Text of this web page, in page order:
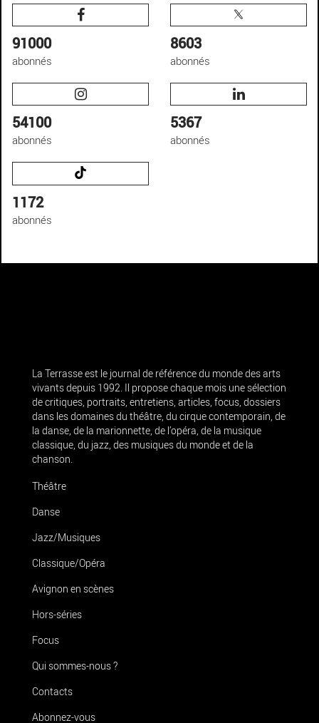
91000
abonnés
8603
abonnés
54100
abonnés
5367
abonnés
1172
abonnés
La Terrasse est le journal de référence du monde des arts
vivants depuis 1992. Il propose chaque mois une sélection
de critiques, portraits, entretiens, articles, focus, dossiers
dans les domaines du théâtre, du cirque contemporain, de
la danse, de la marionnette, de l’opéra, de la musique
classique, du jazz, des musiques du monde et de la
chanson.
Théâtre
Danse
Jazz/Musiques
Classique/Opéra
Avignon en scènes
Hors-séries
Focus
Qui sommes-nous ?
Contacts
Abonnez-vous